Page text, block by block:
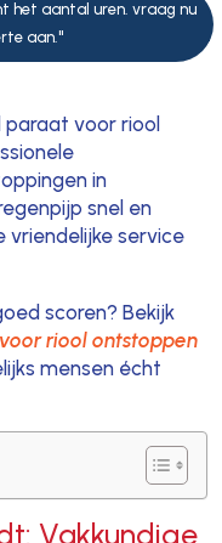
het aantal uren. vraag nu
aan."
voor riool
in
snel en
vriendelijke service
scoren? Bekijk
riool ontstoppen
mensen écht
Vakkundige